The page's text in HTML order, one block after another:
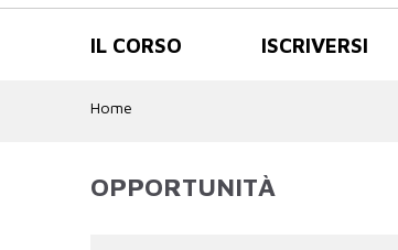
IL CORSO ISCRIVERSI
Home
OPPORTUNITÀ